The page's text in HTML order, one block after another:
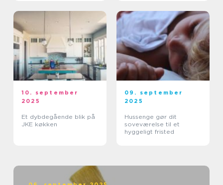
10. september
2025
Et dybdegående blik på
JKE køkken
09. september
2025
Hussenge gør dit
soveværelse til et
hyggeligt fristed